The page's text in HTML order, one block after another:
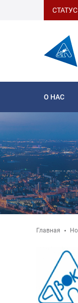
О НАС
Главная